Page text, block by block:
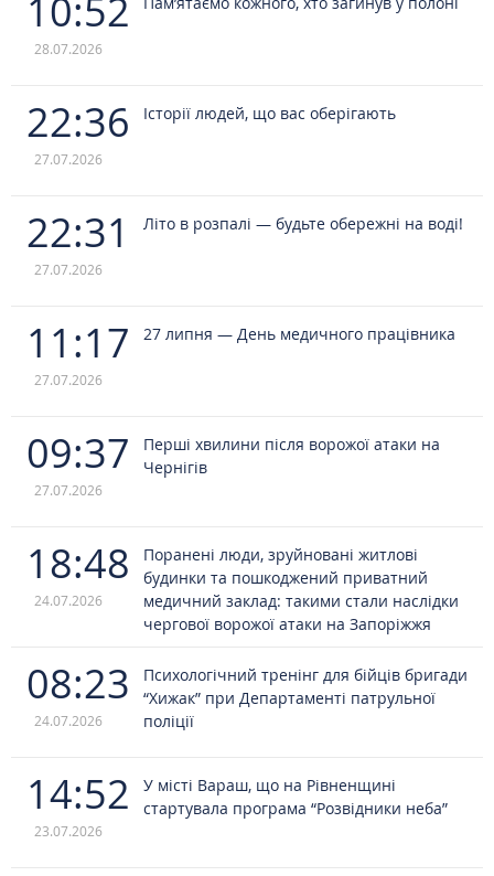
10:52
28.07.2026
22:36
27.07.2026
Історії людей, що вас оберігають
22:31
27.07.2026
Літо в розпалі — будьте обережні на воді!
11:17
27.07.2026
27 липня — День медичного працівника
09:37
27.07.2026
Перші хвилини після ворожої атаки на
Чернігів
18:48
24.07.2026
Поранені люди, зруйновані житлові
будинки та пошкоджений приватний
медичний заклад: такими стали наслідки
чергової ворожої атаки на Запоріжжя
08:23
24.07.2026
Психологічний тренінг для бійців бригади
“Хижак” при Департаменті патрульної
поліції
14:52
23.07.2026
У місті Вараш, що на Рівненщині
стартувала програма “Розвідники неба”